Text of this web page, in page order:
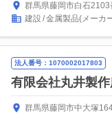
群馬県藤岡市白石2103
建設 金属製品(メーカ
法人番号：1070002017803
有限会社丸井製
群馬県藤岡市中大塚